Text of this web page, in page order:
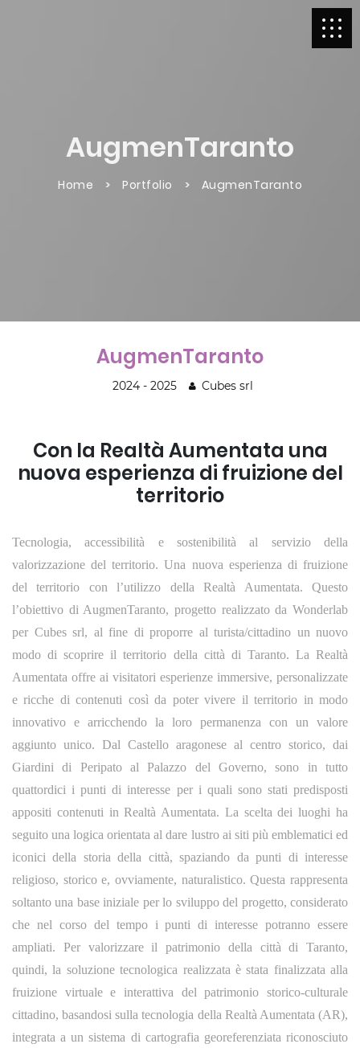
AugmenTaranto
Home Portfolio AugmenTaranto
AugmenTaranto
2024 - 2025 Cubes srl
Con la Realtà Aumentata una
nuova esperienza di fruizione del
territorio
Tecnologia, accessibilità e sostenibilità al servizio della
valorizzazione del territorio. Una nuova esperienza di fruizione
del territorio con l’utilizzo della Realtà Aumentata. Questo
l’obiettivo di AugmenTaranto, progetto realizzato da Wonderlab
per Cubes srl, al fine di proporre al turista/cittadino un nuovo
modo di scoprire il territorio della città di Taranto. La Realtà
Aumentata offre ai visitatori esperienze immersive, personalizzate
e ricche di contenuti così da poter vivere il territorio in modo
innovativo e arricchendo la loro permanenza con un valore
aggiunto unico. Dal Castello aragonese al centro storico, dai
Giardini di Peripato al Palazzo del Governo, sono in tutto
quattordici i punti di interesse per i quali sono stati predisposti
appositi contenuti in Realtà Aumentata. La scelta dei luoghi ha
seguito una logica orientata al dare lustro ai siti più emblematici ed
iconici della storia della città, spaziando da punti di interesse
religioso, storico e, ovviamente, naturalistico. Questa rappresenta
soltanto una base iniziale per lo sviluppo del progetto, considerato
che nel corso del tempo i punti di interesse potranno essere
ampliati. Per valorizzare il patrimonio della città di Taranto,
quindi, la soluzione tecnologica realizzata è stata finalizzata alla
fruizione virtuale e interattiva del patrimonio storico-culturale
cittadino, basandosi sulla tecnologia della Realtà Aumentata (AR),
integrata a un sistema di cartografia georeferenziata riconosciuto